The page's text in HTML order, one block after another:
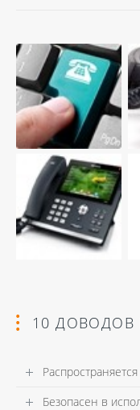
10 ДОВОДОВ
Безопасен в